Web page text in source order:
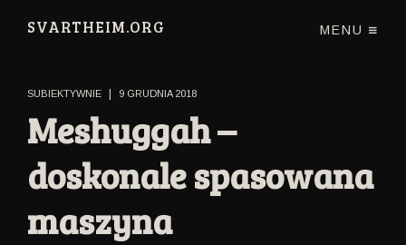
SVARTHEIM.ORG MENU
SUBIEKTYWNIE 9 GRUDNIA 2018
Meshuggah –
doskonale spasowana
maszyna